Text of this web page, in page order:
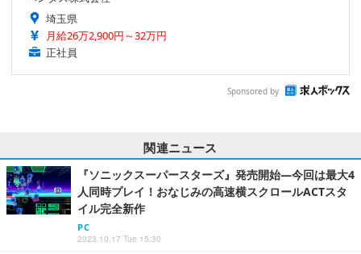
埼玉県
月給26万2,900円～32万円
正社員
Sponsored by
関連ニュース
『ソニックスーパースターズ』発売開始―今回は最大4
人同時プレイ！おなじみの高速横スクロールACTスタ
イル完全新作
PC
2023.10.17 Tue 15:30